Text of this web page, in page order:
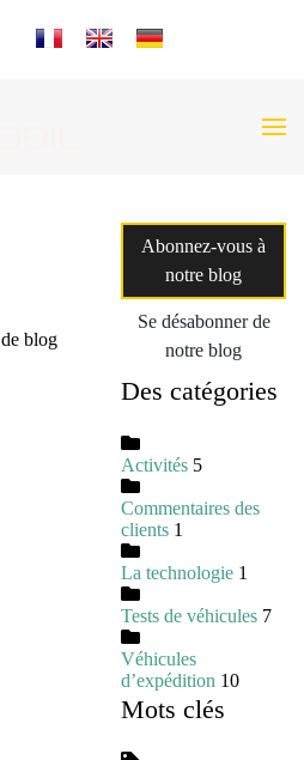
Sélectionnez votre langue
blog
Abonnez-vous à
notre blog
Se désabonner de
notre blog
Des catégories
Activités 5
Commentaires des
clients 1
La technologie 1
Tests de véhicules 7
Véhicules
d’expédition 10
Mots clés